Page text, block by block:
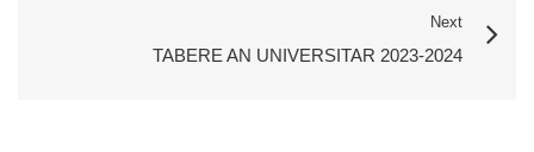
Next
TABERE AN UNIVERSITAR 2023-2024